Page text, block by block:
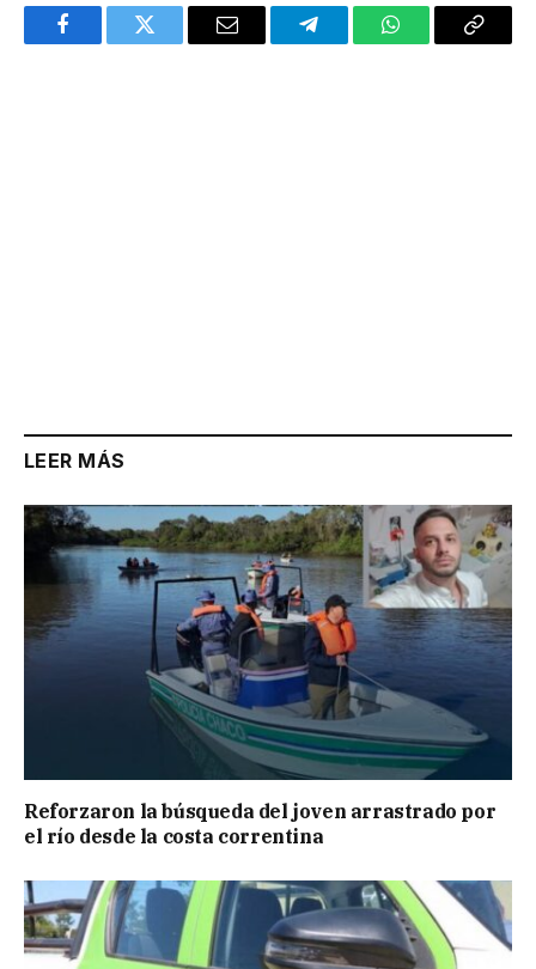
FacebookTwitter Email TelegramWhatsAppCopy
LEER MÁS
Reforzaron la búsqueda del joven arrastrado por
el río desde la costa correntina